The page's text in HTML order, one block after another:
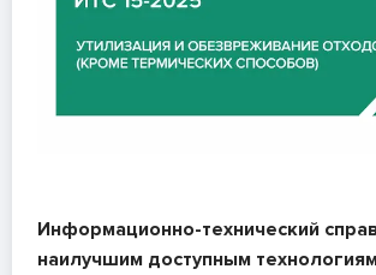
Информационно-технический
наилучшим доступным